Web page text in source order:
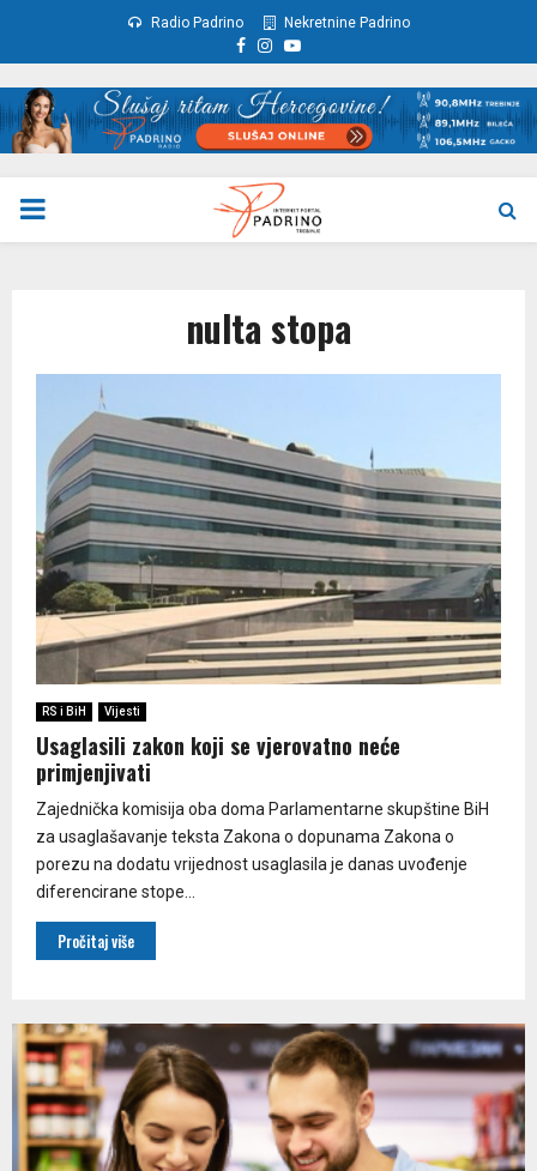
Radio Padrino Nekretnine Padrino
Facebook
Instagram
Youtube
PRIMARY
nulta stopa
RS i BiH Vijesti
Usaglasili zakon koji se vjerovatno neće
primjenjivati
Zajednička komisija oba doma Parlamentarne skupštine BiH
za usaglašavanje teksta Zakona o dopunama Zakona o
porezu na dodatu vrijednost usaglasila je danas uvođenje
diferencirane stope...
Pročitaj više